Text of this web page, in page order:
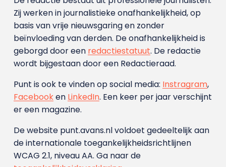
Zij werken in journalistieke onafhankelijkheid, op
basis van vrije nieuwsgaring en zonder
beïnvloeding van derden. De onafhankelijkheid is
geborgd door een redactiestatuut. De redactie
wordt bijgestaan door een Redactieraad.
Punt is ook te vinden op social media: Instragram,
Facebooken LinkedIn. Een keer per jaar verschijnt
er een magazine.
De website punt.avans.nl voldoet gedeeltelijk aan
de internationale toegankelijkheidsrichtlijnen
WCAG 2.1, niveau AA. Ga naar de